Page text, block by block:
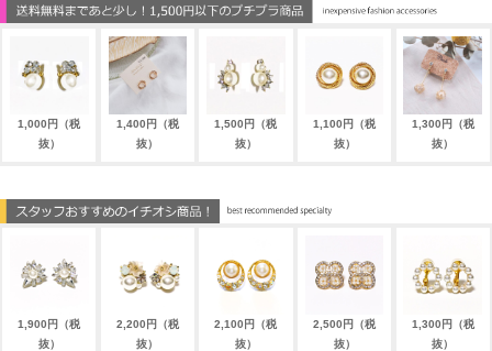
1,000円（税
抜）
1,400円（税
抜）
1,500円（税
抜）
1,100円（税
抜）
1,300円（税
抜）
1,900円（税
抜）
2,200円（税
抜）
2,100円（税
抜）
2,500円（税
抜）
1,300円（税
抜）